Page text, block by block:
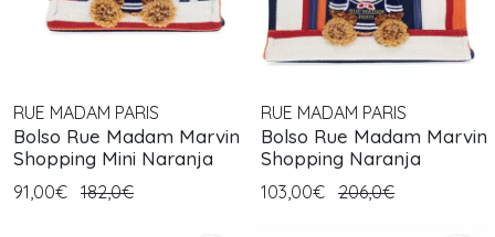
RUE MADAM PARIS
Bolso Rue Madam Marvin
Shopping Mini Naranja
91,00€ 182,0€
RUE MADAM PARIS
Bolso Rue Madam Marvin
Shopping Naranja
103,00€ 206,0€